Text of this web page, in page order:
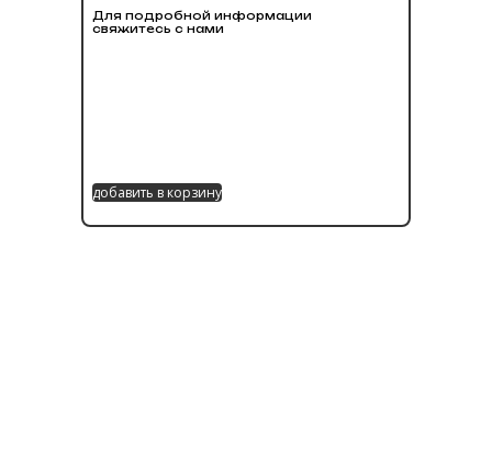
Для подробной информации
свяжитесь с нами
добавить в корзину